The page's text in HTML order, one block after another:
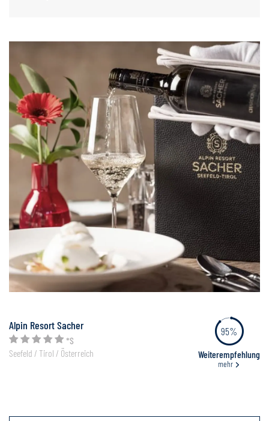
Alpin Resort Sacher
*S
Seefeld / Tirol / Österreich
95%
Weiterempfehlung
mehr